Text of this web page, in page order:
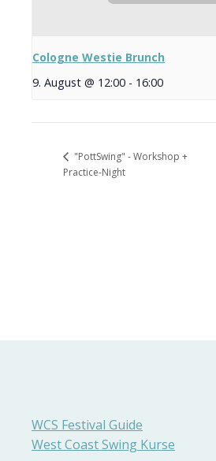
Cologne Westie Brunch
9. August @ 12:00 - 16:00
"PottSwing" - Workshop +
Practice-Night
WCS Festival Guide
West Coast Swing Kurse